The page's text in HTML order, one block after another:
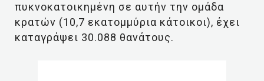
πυκνοκατοικημένη σε αυτήν την ομάδα
κρατών (10,7 εκατομμύρια κάτοικοι), έχει
καταγράψει 30.088 θανάτους.